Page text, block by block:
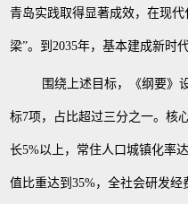
青岛实践取得显著成效，在现
梁”。到2035年，基本建成新时
围绕上述目标，《纲要》
标7项，占比超过三分之一。核
长5%以上，常住人口城镇化率
值比重达到35%，全社会研发